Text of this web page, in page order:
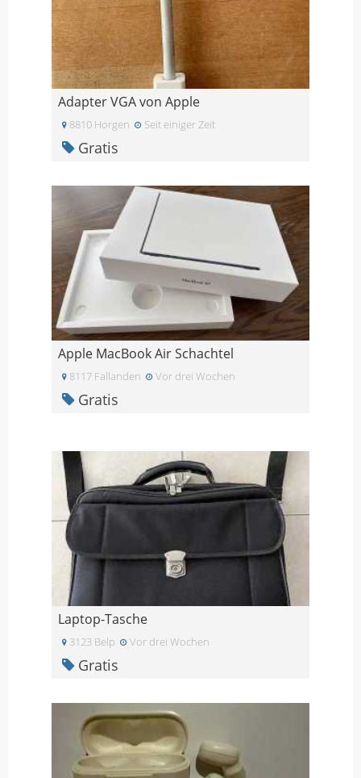
Adapter VGA von Apple
8810 Horgen Seit einiger Zeit
Gratis
Apple MacBook Air Schachtel
8117 Fallanden Vor drei Wochen
Gratis
Laptop-Tasche
3123 Belp Vor drei Wochen
Gratis